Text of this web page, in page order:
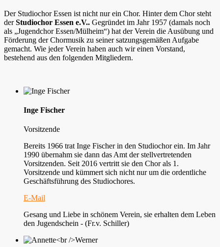
Der Studiochor Essen ist nicht nur ein Chor. Hinter dem Chor steht
derStudiochor Essen e.V.. Gegründet im Jahr 1957 (damals noch
als „Jugendchor Essen/Mülheim“) hat der Verein die Ausübung und
Förderung der Chormusik zu seiner satzungsgemäßen Aufgabe
gemacht. Wie jeder Verein haben auch wir einen Vorstand,
bestehend aus den folgenden Mitgliedern.
Inge Fischer
Vorsitzende
Bereits 1966 trat Inge Fischer in den Studiochor ein. Im Jahr
1990 übernahm sie dann das Amt der stellvertretenden
Vorsitzenden. Seit 2016 vertritt sie den Chor als 1.
Vorsitzende und kümmert sich nicht nur um die ordentliche
Geschäftsführung des Studiochores.
E-Mail
Gesang und Liebe in schönem Verein, sie erhalten dem Leben
den Jugendschein - (Fr.v. Schiller)